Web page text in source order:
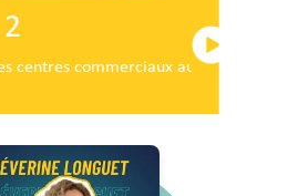
centres commerciaux au service du